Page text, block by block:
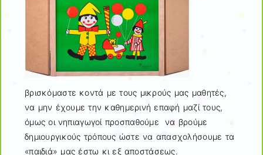
βρισκόμαστε κοντά με τους μικρούς μας μαθητές,
να μην έχουμε την καθημερινή επαφή μαζί τους,
όμως οι νηπιαγωγοί προσπαθούμε να βρούμε
δημιουργικούς τρόπους ώστε να απασχολήσουμε τα
«παιδιά» μας έστω κι εξ αποστάσεως.